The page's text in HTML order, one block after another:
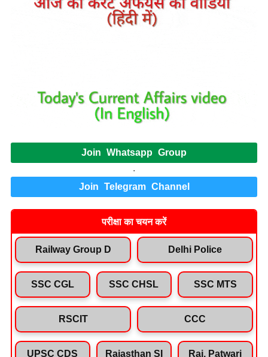
Join Whatsapp Group
.
Join Telegram Channel
परीक्षा का चयन करें
Railway Group D Delhi Police
SSC CGL SSC CHSL SSC MTS
RSCIT CCC
UPSC CDS Rajasthan SI Raj. Patwari